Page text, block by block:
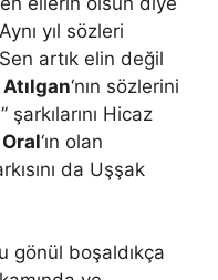
yıl sözleri
artık elin değil
‘nın sözlerini
şarkılarını Hicaz
‘ın olan
da Uşşak
gönül boşaldıkça